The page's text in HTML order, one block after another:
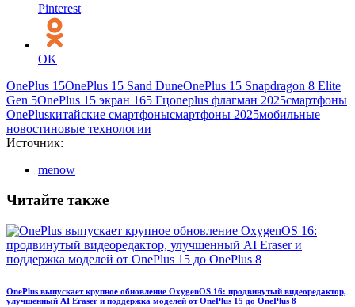
Pinterest
OK
OnePlus 15OnePlus 15 Sand DuneOnePlus 15 Snapdragon 8 Elite
Gen 5OnePlus 15 экран 165 Гцoneplus флагман 2025смартфоны
OnePlusкитайские смартфонысмартфоны 2025мобильные
новостиновые технологии
Источник:
menow
Читайте также
OnePlus выпускает крупное обновление OxygenOS 16: продвинутый видеоредактор,
улучшенный AI Eraser и поддержка моделей от OnePlus 15 до OnePlus 8